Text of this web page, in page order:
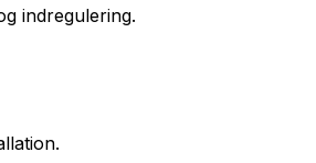
indregulering.